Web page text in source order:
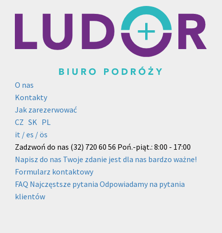
O nas
Kontakty
Jak zarezerwować
CZ SK PL
it /es / ös
Zadzwoń do nas (32) 720 60 56 Poń.-piąt.: 8:00 - 17:00
Napisz do nas Twoje zdanie jest dla nas bardzo ważne!
Formularz kontaktowy
FAQ Najczęstsze pytania Odpowiadamy na pytania
klientów